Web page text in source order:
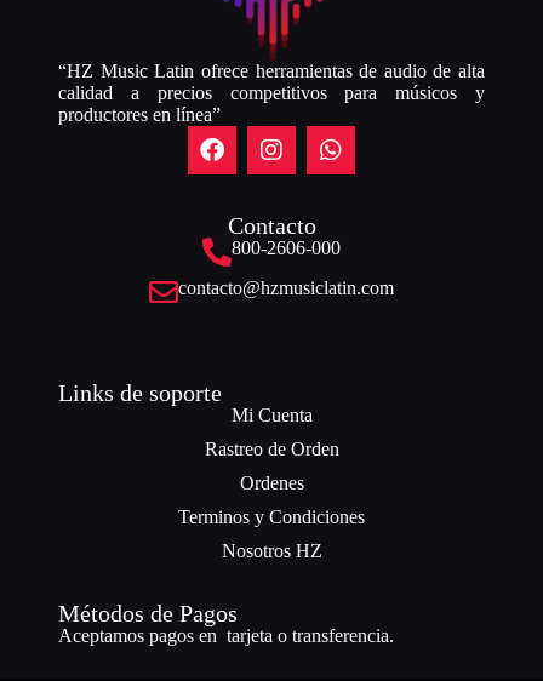
“HZ Music Latin ofrece herramientas de audio de alta
calidad a precios competitivos para músicos y
productores en línea”
Contacto
800-2606-000
contacto@hzmusiclatin.com
Links de soporte
Mi Cuenta
Rastreo de Orden
Ordenes
Terminos y Condiciones
Nosotros HZ
Métodos de Pagos
Aceptamos pagos en tarjeta o transferencia.